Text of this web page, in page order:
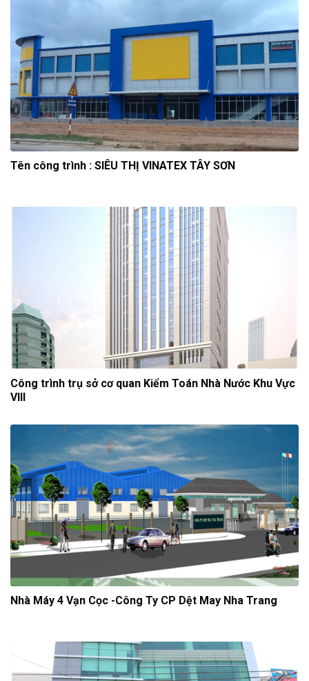
Tên công trình : SIÊU THỊ VINATEX TÂY SƠN
Công trình trụ sở cơ quan Kiểm Toán Nhà Nước Khu Vực
VIII
Nhà Máy 4 Vạn Cọc -Công Ty CP Dệt May Nha Trang